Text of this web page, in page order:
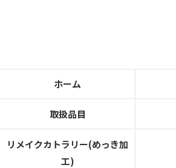
ホーム
取扱品目
リメイクカトラリー(めっき加
工)